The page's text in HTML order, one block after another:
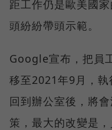
距工作仍是歐美國
頭紛紛帶頭示範。
Google宣布，把員
移至2021年9月，
回到辦公室後，將
策，最大的改變是